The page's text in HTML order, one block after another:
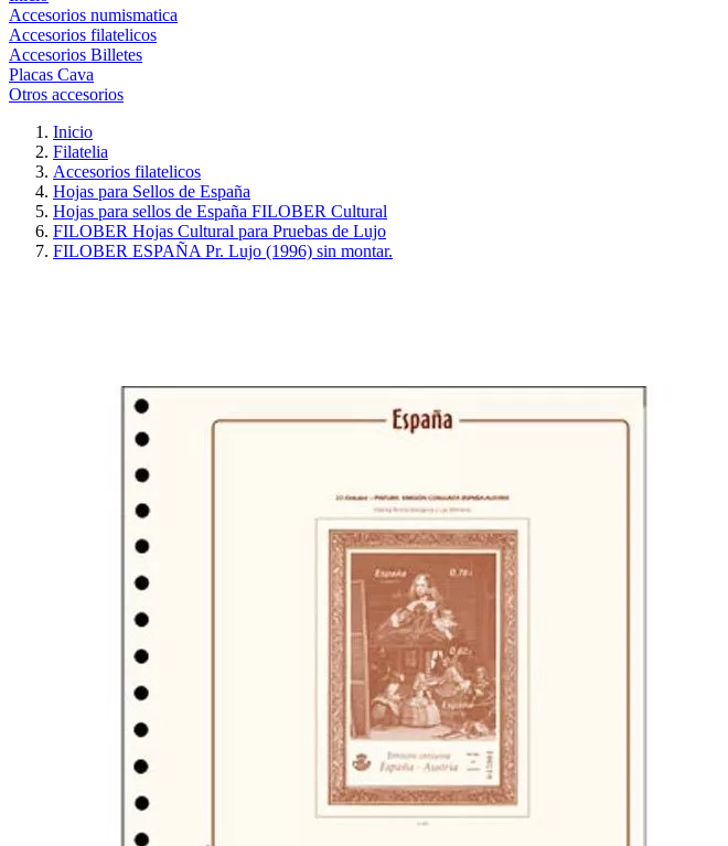
Accesorios numismatica
Accesorios filatelicos
Accesorios Billetes
Placas Cava
Otros accesorios
Inicio
Filatelia
Accesorios filatelicos
Hojas para Sellos de España
Hojas para sellos de España FILOBER Cultural
FILOBER Hojas Cultural para Pruebas de Lujo
FILOBER ESPAÑA Pr. Lujo (1996) sin montar.